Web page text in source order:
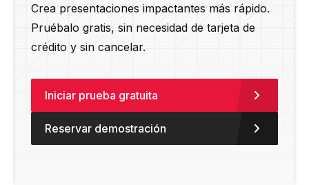
Crea presentaciones impactantes más rápido.
Pruébalo gratis, sin necesidad de tarjeta de
crédito y sin cancelar.
Iniciar prueba gratuita
Reservar demostración